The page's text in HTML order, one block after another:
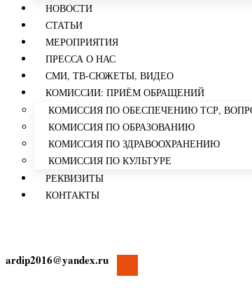
НОВОСТИ
СТАТЬИ
МЕРОПРИЯТИЯ
ПРЕССА О НАС
СМИ, ТВ-СЮЖЕТЫ, ВИДЕО
КОМИССИИ: ПРИЁМ ОБРАЩЕНИЙ
КОМИССИЯ ПО ОБЕСПЕЧЕНИЮ ТСР,
КОМИССИЯ ПО ОБРАЗОВАНИЮ
КОМИССИЯ ПО ЗДРАВООХРАНЕНИЮ
КОМИССИЯ ПО КУЛЬТУРЕ
РЕКВИЗИТЫ
КОНТАКТЫ
ardip2016@yandex.ru